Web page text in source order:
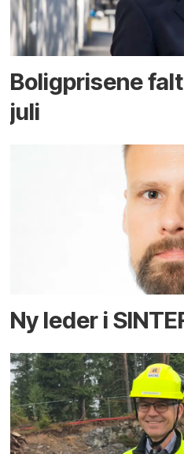
Boligprisene
juli
Ny leder i